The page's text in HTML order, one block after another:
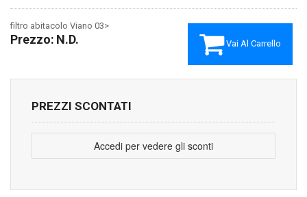
Vai Al Carrello
filtro abitacolo Viano 03>
Prezzo: N.D.
PREZZI SCONTATI
Accedi per vedere gli sconti